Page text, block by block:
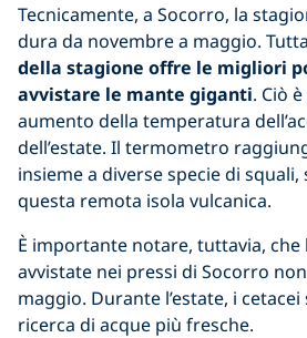
Tecnicamente, a Socorro, la
dura da novembre a maggio.
della stagione offre le migliori
avvistare le mante giganti. Ciò
aumento della temperatura
dell’estate. Il termometro
insieme a diverse specie di
questa remota isola vulcanica.
È importante notare, tuttavia, che
avvistate nei pressi di Socorro
maggio. Durante l’estate, i
ricerca di acque più fresche.